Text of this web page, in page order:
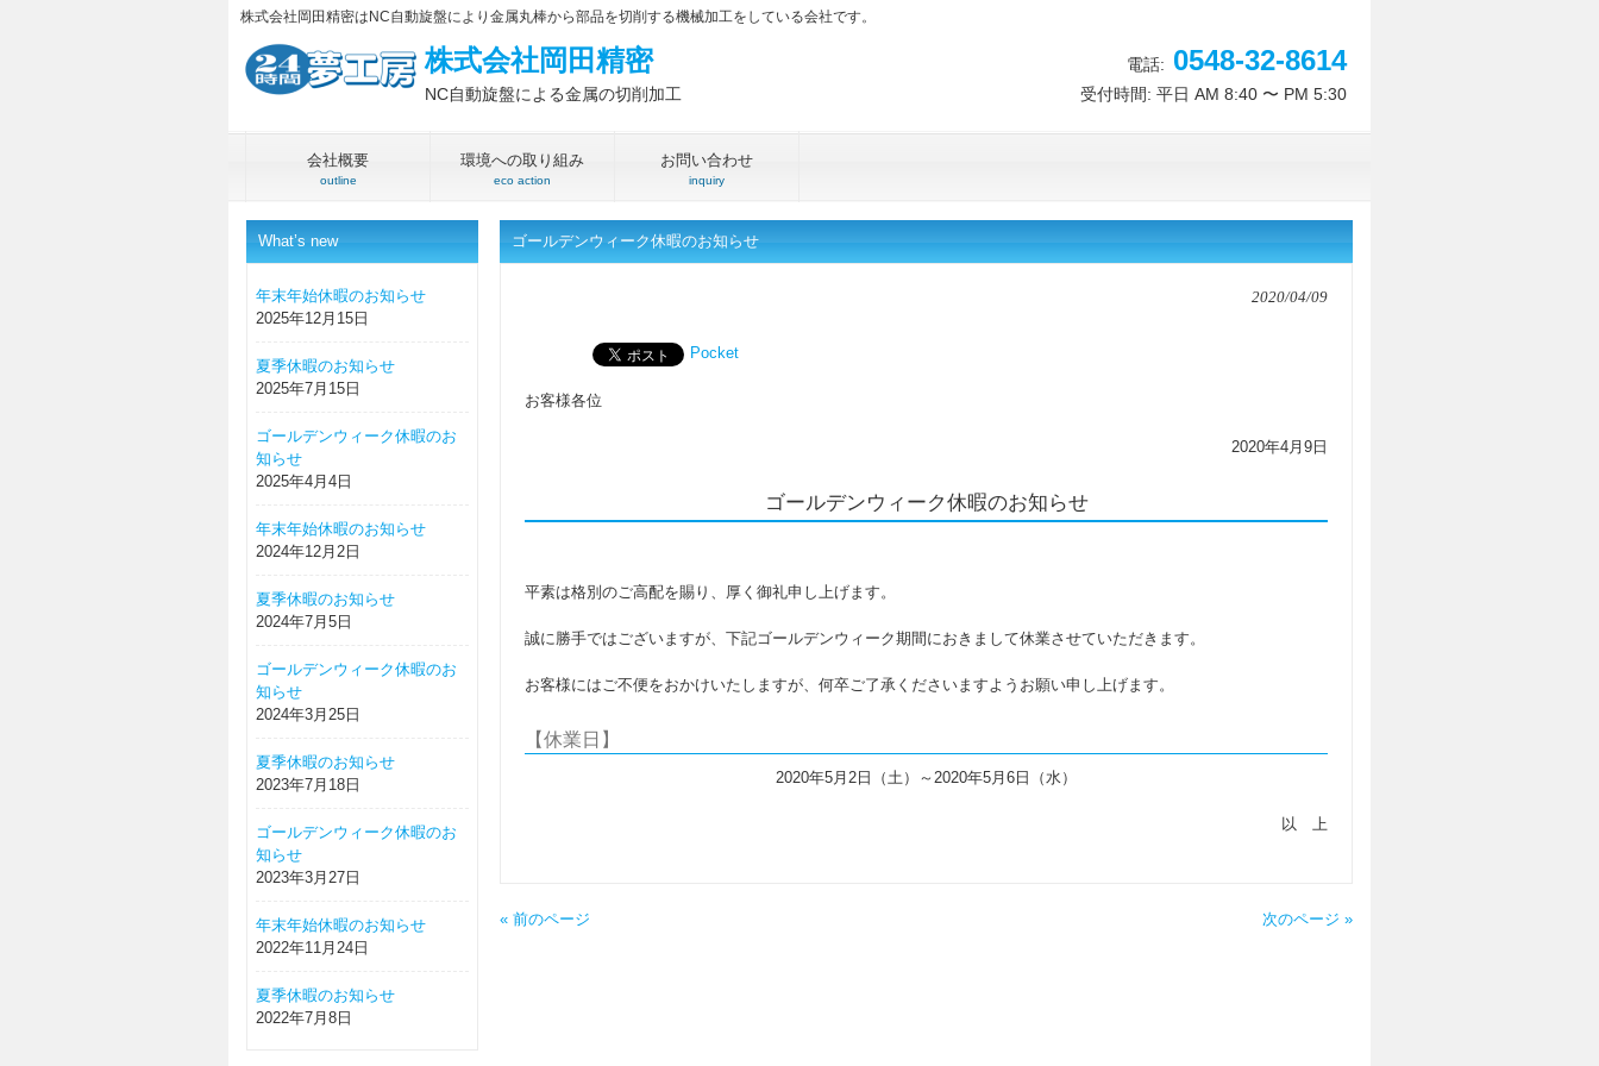
株式会社岡田精密はNC自動旋盤により金属丸棒から部品を切削する機械加工をしている会社です。
株式会社岡田精密
NC自動旋盤による金属の切削加工
電話: 0548-32-8614
受付時間: 平日 AM 8:40 〜 PM 5:30
会社概要
outline
環境への取り組み
eco action
お問い合わせ
inquiry
ゴールデンウィーク休暇のお知らせ
2020/04/09
Pocket
お客様各位
2020年4月9日
ゴールデンウィーク休暇のお知らせ
平素は格別のご高配を賜り、厚く御礼申し上げます。
誠に勝手ではございますが、下記ゴールデンウィーク期間におきまして休業させていただきます。
お客様にはご不便をおかけいたしますが、何卒ご了承くださいますようお願い申し上げます。
【休業日】
2020年5月2日（土）～2020年5月6日（水）
以 上
« 前のページ 次のページ »
What’s new
年末年始休暇のお知らせ
2025年12月15日
夏季休暇のお知らせ
2025年7月15日
ゴールデンウィーク休暇のお
知らせ
2025年4月4日
年末年始休暇のお知らせ
2024年12月2日
夏季休暇のお知らせ
2024年7月5日
ゴールデンウィーク休暇のお
知らせ
2024年3月25日
夏季休暇のお知らせ
2023年7月18日
ゴールデンウィーク休暇のお
知らせ
2023年3月27日
年末年始休暇のお知らせ
2022年11月24日
夏季休暇のお知らせ
2022年7月8日